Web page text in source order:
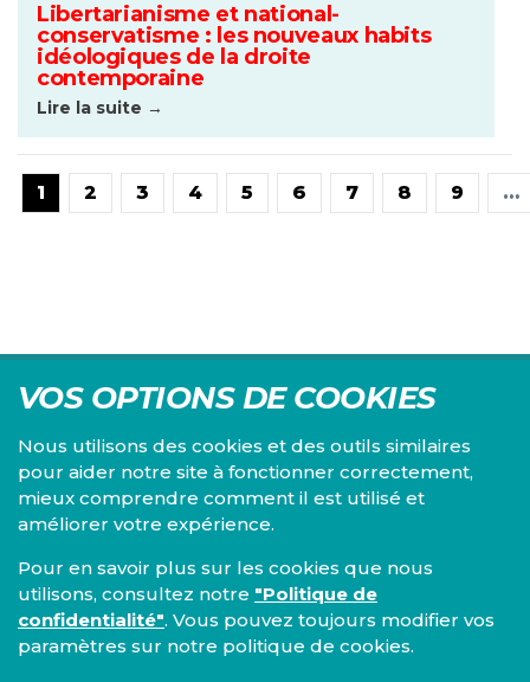
Libertarianisme et national-
conservatisme : les nouveaux habits
idéologiques de la droite
contemporaine
Lire la suite →
1 2 3 4 5 6 7 8 9 …
VOS OPTIONS DE COOKIES
Nous utilisons des cookies et des outils similaires
pour aider notre site à fonctionner correctement,
mieux comprendre comment il est utilisé et
améliorer votre expérience.
Pour en savoir plus sur les cookies que nous
utilisons, consultez notre "Politique de
confidentialité". Vous pouvez toujours modifier vos
paramètres sur notre politique de cookies.
Centre d'études du PS, l'Institut Emile Vandervelde se
consacre à la recherche sur toutes les questions d'ordre
économique, social, financier, administratif, politique,
éthique, juridique et environnemental.
IEV